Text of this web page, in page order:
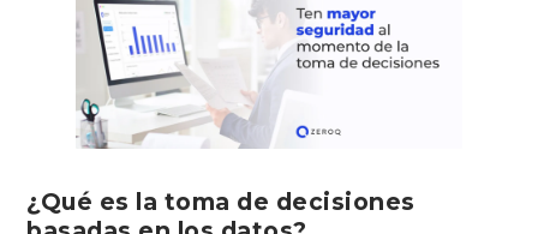
¿Qué es la toma de decisiones